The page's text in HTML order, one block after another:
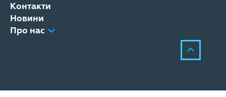
Контакти
Новини
Про нас